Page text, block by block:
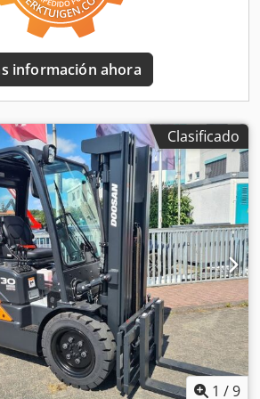
tren de rodaje está casi nuevo. 📄
completa, fotos adicionales o un
"41033 Equippo" se utiliza
más detalles en línea. 💡 Por qué
servicio destacan: ✔ Inspección
por profesionales ✔ Posibilidad de
y flexibles 🔄 ¿Está
de equipos? Ofrecemos
útiles para todos los propietarios
de fácil acceso en nuestra
información ahora
Clasificado
1 /9